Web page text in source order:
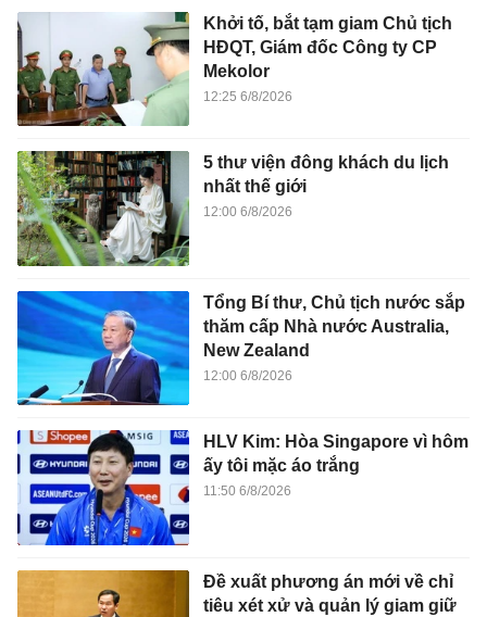
Khởi tố, bắt tạm giam Chủ tịch
HĐQT, Giám đốc Công ty CP
Mekolor
12:25 6/8/2026
5 thư viện đông khách du lịch
nhất thế giới
12:00 6/8/2026
Tổng Bí thư, Chủ tịch nước sắp
thăm cấp Nhà nước Australia,
New Zealand
12:00 6/8/2026
HLV Kim: Hòa Singapore vì hôm
ấy tôi mặc áo trắng
11:50 6/8/2026
Đề xuất phương án mới về chỉ
tiêu xét xử và quản lý giam giữ